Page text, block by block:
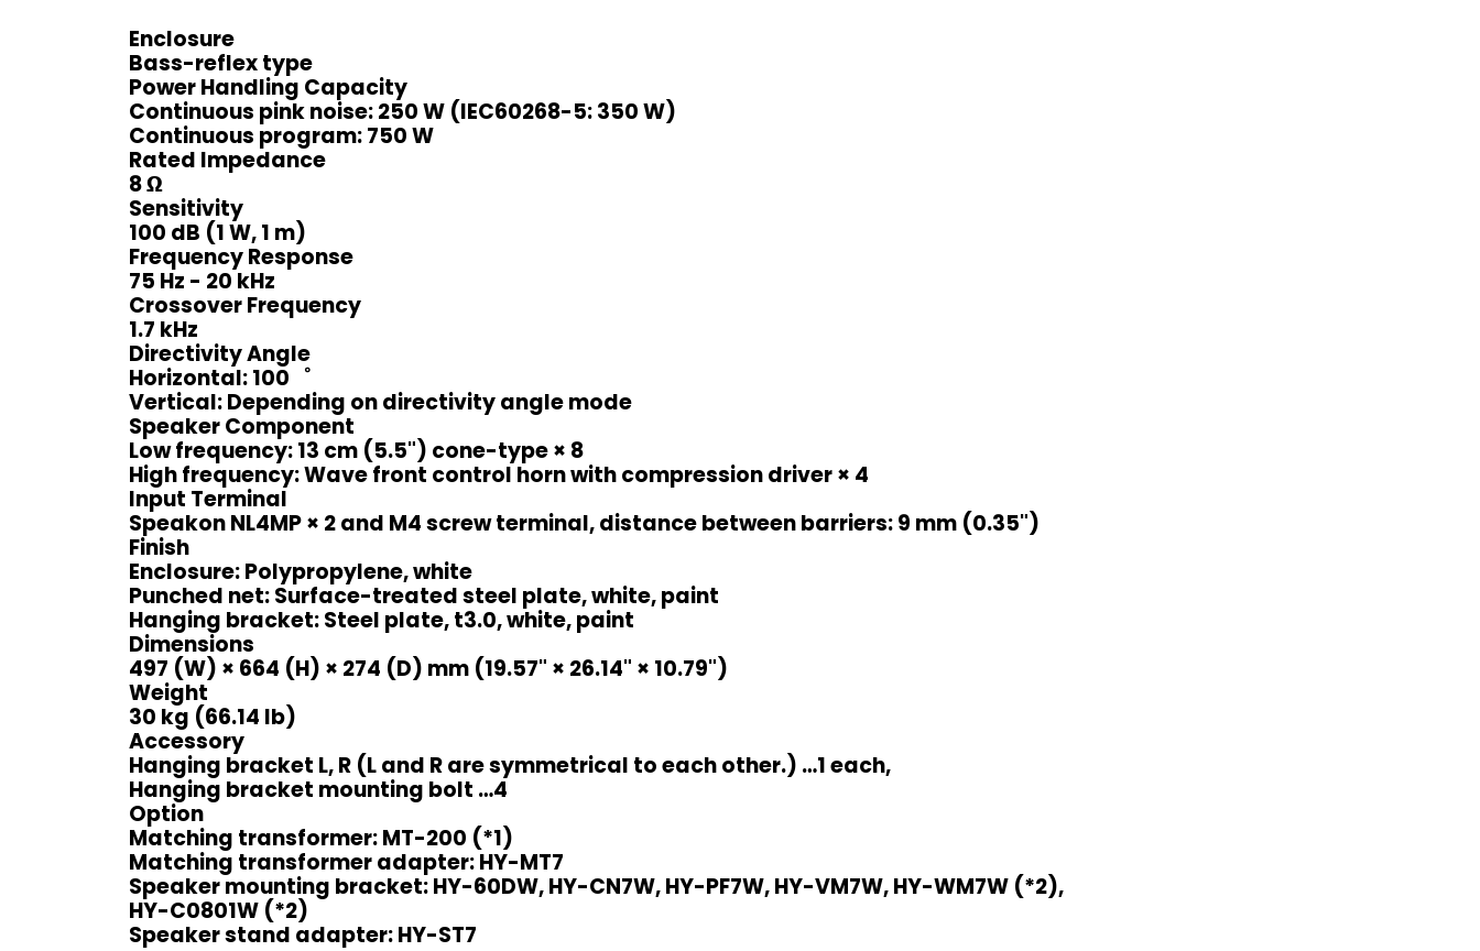
Enclosure
Bass-reflex type
Power Handling Capacity
Continuous pink noise: 250 W (IEC60268-5: 350 W)
Continuous program: 750 W
Rated Impedance
8 Ω
Sensitivity
100 dB (1 W, 1 m)
Frequency Response
75 Hz - 20 kHz
Crossover Frequency
1.7 kHz
Directivity Angle
Horizontal: 100゜
Vertical: Depending on directivity angle mode
Speaker Component
Low frequency: 13 cm (5.5") cone-type × 8
High frequency: Wave front control horn with compression driver × 4
Input Terminal
Speakon NL4MP × 2 and M4 screw terminal, distance between barriers: 9 mm (0.35")
Finish
Enclosure: Polypropylene, white
Punched net: Surface-treated steel plate, white, paint
Hanging bracket: Steel plate, t3.0, white, paint
Dimensions
497 (W) × 664 (H) × 274 (D) mm (19.57" × 26.14" × 10.79")
Weight
30 kg (66.14 lb)
Accessory
Hanging bracket L, R (L and R are symmetrical to each other.) …1 each,
Hanging bracket mounting bolt …4
Option
Matching transformer: MT-200 (*1)
Matching transformer adapter: HY-MT7
Speaker mounting bracket: HY-60DW, HY-CN7W, HY-PF7W, HY-VM7W, HY-WM7W (*2),
HY-C0801W (*2)
Speaker stand adapter: HY-ST7